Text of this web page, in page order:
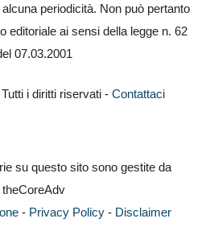
periodicità. Non può pertanto
editoriale ai sensi della legge n. 62
07.03.2001
i diritti riservati - Contattaci
su questo sito sono gestite da
theCoreAdv
- Privacy Policy- Disclaimer